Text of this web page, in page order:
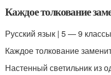
Каждое толкование
Русский язык | 5 — 9 классы
Каждое толкование
Настенный светильник из